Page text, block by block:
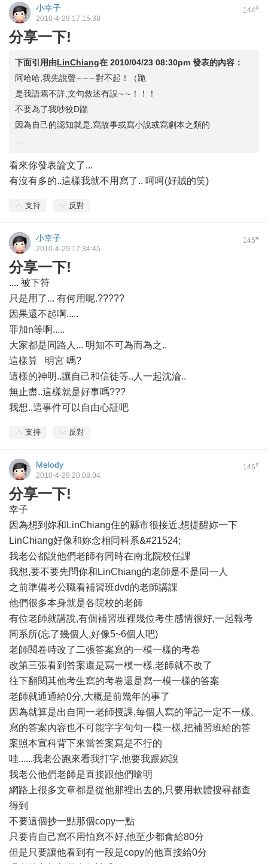
144#
小幸子
2010-4-29 17:15:38
分享一下!
下面引用由LinChiang在 2010/04/23 08:30pm 發表的內容：
阿哈哈,我先說聲∼∼∼對不起！（跪
是我語焉不詳,文句敘述有誤∼∼！！！
不要為了我吵狡D踹
因為自己的認知就是,寫故事或寫小說或寫劇本之類的
看來你發表論文了...
有沒有多的..這樣我就不用寫了.. 呵呵(好賊的笑)
支持 反對
145#
小幸子
2010-4-29 17:34:45
分享一下!
.... 被下符
只是用了... 有何用呢.?????
因果還不起啊.....
罪加n等啊.....
大家都是同路人... 明知不可為而為之..
這樣算 明宮 嗎?
這樣的神明..讓自己和信徒等..人一起沈淪..
無止盡..這樣就是好事嗎???
我想..這事件可以自由心証吧
支持 反對
146#
Melody
2010-4-29 20:08:04
分享一下!
幸子
因為想到妳和LinChiang住的縣市很接近,想提醒妳一下
LinChiang好像和妳念相同科系&#21524;
我老公都說他們老師有同時在南北院校任課
我想,要不要先問你和LinChiang的老師是不是同一人
之前準備考公職看補習班dvd的老師講課
他們很多本身就是各院校的老師
有位老師就講說,有個補習班裡幾位考生感情很好,一起報考
同系所(忘了幾個人,好像5~6個人吧)
老師閱卷時改了二張答案寫的一模一樣的考卷
改第三張看到答案還是寫一模一樣,老師就不改了
往下翻閱其他考生寫的考卷還是寫一模一樣的答案
老師就通通給0分,大概是前幾年的事了
因為就算是出自同一老師授課,每個人寫的筆記一定不一樣,
寫的答案內容也不可能字字句句一模一樣,把補習班給的答
案照本宣科背下來當答案寫是不行的
哇......我老公跑來看我打字,他要我跟妳說
我老公他們老師是直接跟他們嗆明
網路上很多文章都是從他那裡出去的,只要用軟體搜尋都查
得到
不要這個抄一點那個copy一點
只要肯自己寫不用怕寫不好,他至少都會給80分
但是只要讓他看到有一段是copy的他直接給0分